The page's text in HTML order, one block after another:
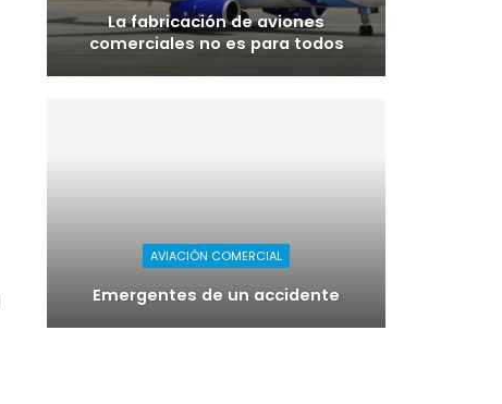
La fabricación de aviones
comerciales no es para todos
AVIACIÓN COMERCIAL
Emergentes de un accidente